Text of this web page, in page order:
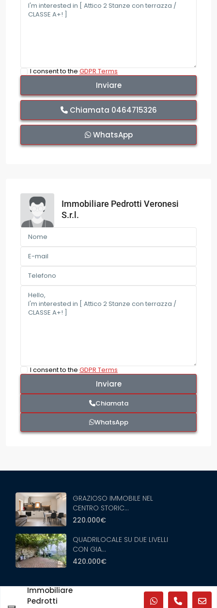
I consent to theGDPR Terms
Chiamata 0464715326
WhatsApp
Immobiliare Pedrotti Veronesi
S.r.l.
I consent to the GDPR Terms
Chiamata
WhatsApp
GRAZIOSO IMMOBILE NEL
CENTRO STORIC...
220.000€
QUADRILOCALE SU DUE LIVELLI
CON GIA...
420.000€
Copyright ©2024 Trentinoimmobiliare.it - Tutti i diritti
Immobiliare
Pedrotti